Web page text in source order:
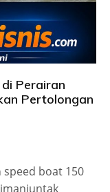
Perairan
Pertolongan
speed boat 150